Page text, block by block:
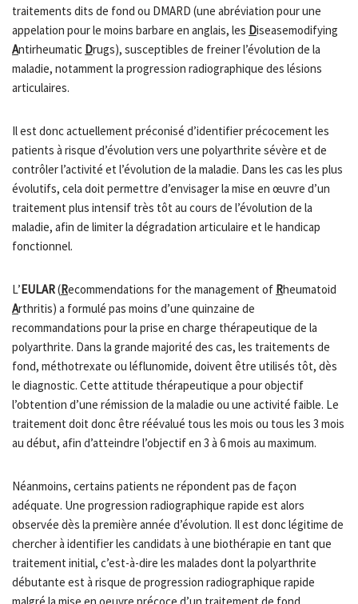
traitements dits de fond ou DMARD (une abréviation pour une
appelation pour le moins barbare en anglais, les Diseasemodifying
Antirheumatic Drugs), susceptibles de freiner l’évolution de la
maladie, notamment la progression radiographique des lésions
articulaires.
Il est donc actuellement préconisé d’identifier précocement les
patients à risque d’évolution vers une polyarthrite sévère et de
contrôler l’activité et l’évolution de la maladie. Dans les cas les plus
évolutifs, cela doit permettre d’envisager la mise en œuvre d’un
traitement plus intensif très tôt au cours de l’évolution de la
maladie, afin de limiter la dégradation articulaire et le handicap
fonctionnel.
L’EULAR(Recommendations for the management of Rheumatoid
Arthritis) a formulé pas moins d’une quinzaine de
recommandations pour la prise en charge thérapeutique de la
polyarthrite. Dans la grande majorité des cas, les traitements de
fond, méthotrexate ou léflunomide, doivent être utilisés tôt, dès
le diagnostic. Cette attitude thérapeutique a pour objectif
l’obtention d’une rémission de la maladie ou une activité faible. Le
traitement doit donc être réévalué tous les mois ou tous les 3 mois
au début, afin d’atteindre l’objectif en 3 à 6 mois au maximum.
Néanmoins, certains patients ne répondent pas de façon
adéquate. Une progression radiographique rapide est alors
observée dès la première année d’évolution. Il est donc légitime de
chercher à identifier les candidats à une biothérapie en tant que
traitement initial, c’est-à-dire les malades dont la polyarthrite
débutante est à risque de progression radiographique rapide
malgré la mise en oeuvre précoce d’un traitement de fond.